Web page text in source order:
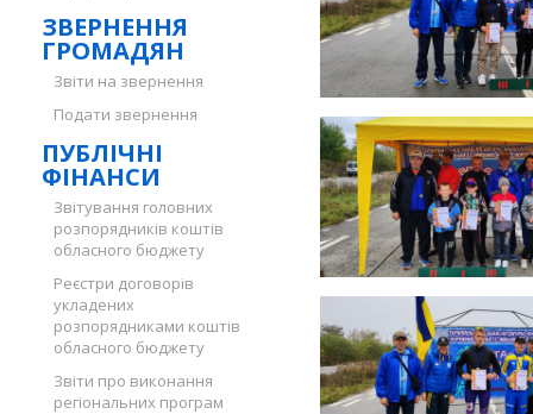
ЗВЕРНЕННЯ
ГРОМАДЯН
Звіти на звернення
Подати звернення
ПУБЛІЧНІ
ФІНАНСИ
Звітування головних
розпорядників коштів
обласного бюджету
Реєстри договорів
укладених
розпорядниками коштів
обласного бюджету
Звіти про виконання
регіональних програм